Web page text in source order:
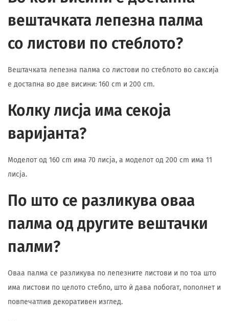
вештачката лепезна палма
со листови по стеблото?
Вештачката лепезна палма со листови по стеблото во саксија
е достапна во две висини: 160 cm и 200 cm.
Колку лисја има секоја
варијанта?
Моделот од 160 cm има 70 лисја, а моделот од 200 cm има 11
лисја.
По што се разликува оваа
палма од другите вештачки
палми?
Оваа палма се разликува по лепезните листови и по тоа што
има листови по целото стебло, што ѝ дава побогат, пополнет и
повпечатлив декоративен изглед.